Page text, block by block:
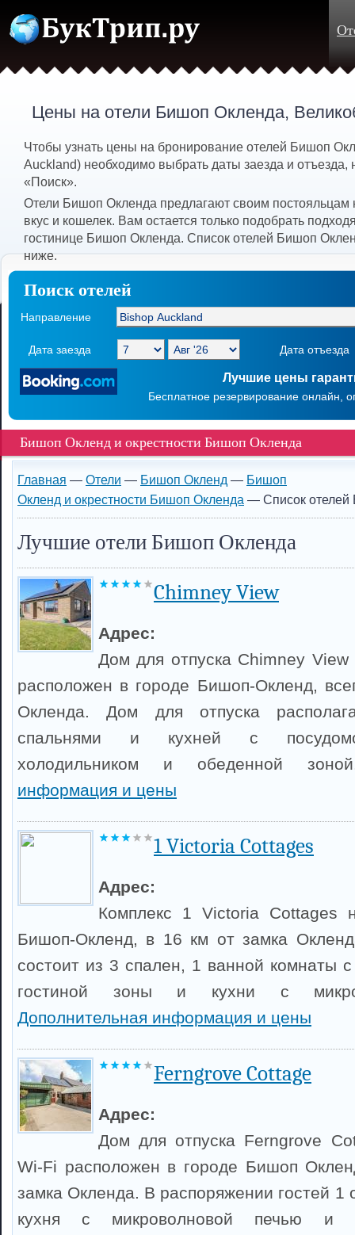
Цены на отели Бишоп Окленда,
Чтобы узнать цены на бронирование отелей Бишоп
Auckland) необходимо выбрать даты заезда и отъезда,
«Поиск».
Отели Бишоп Окленда предлагают своим
вкус и кошелек. Вам остается только подобрать
гостинице Бишоп Окленда. Список отелей Бишоп
ниже.
Поиск отелей
Направление
Дата заезда Дата отъезда
Лучшие цены
Бесплатное резервирование онлайн,
Бишоп Окленд и окрестности Бишоп Окленда
Главная — Отели — Бишоп Окленд — Бишоп
Окленд и окрестности Бишоп Окленда — Список отелей
Лучшие отели Бишоп Окленда
Chimney View
Адрес:
Дом для отпуска Chimney
расположен в городе Бишоп-Окленд,
Окленда. Дом для отпуска
спальнями и кухней с
холодильником и обеденной
информация и цены
1 Victoria Cottages
Адрес:
Комплекс 1 Victoria Cottages
Бишоп-Окленд, в 16 км от замка
состоит из 3 спален, 1 ванной комнаты
гостиной зоны и кухни с
Дополнительная информация и цены
Ferngrove Cottage
Адрес:
Дом для отпуска Ferngrove
Wi-Fi расположен в городе Бишоп
замка Окленда. В распоряжении гостей 1
кухня с микроволновой печью и